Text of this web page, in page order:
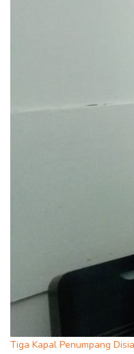
Tiga Kapal Penumpang